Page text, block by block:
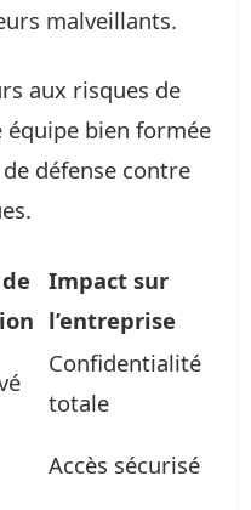
malveillants.
aux risques de
équipe bien formée
défense contre
Impact sur
l’entreprise
Confidentialité
totale
Accès sécurisé